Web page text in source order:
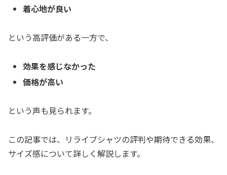
着心地が良い
という高評価がある一方で、
効果を感じなかった
価格が高い
という声も見られます。
この記事では、リライブシャツの評判や期待できる効果、
サイズ感について詳しく解説します。